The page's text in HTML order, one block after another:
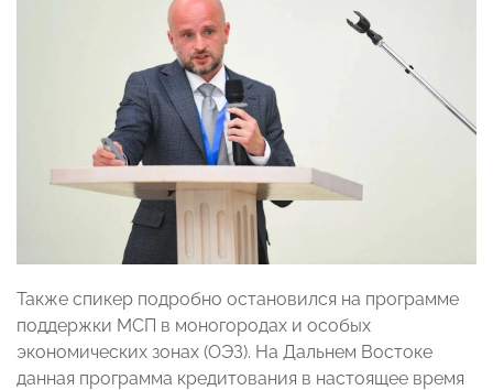
Также спикер подробно остановился на программе
поддержки МСП в моногородах и особых
экономических зонах (ОЭЗ). На Дальнем Востоке
данная программа кредитования в настоящее время